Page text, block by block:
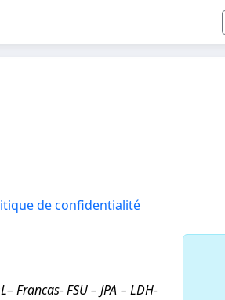
de confidentialité
Francas- FSU – JPA – LDH-